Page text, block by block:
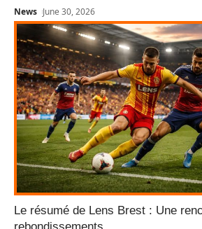
News June 30, 2026
Le résumé de Lens Brest : Une
rebondissements